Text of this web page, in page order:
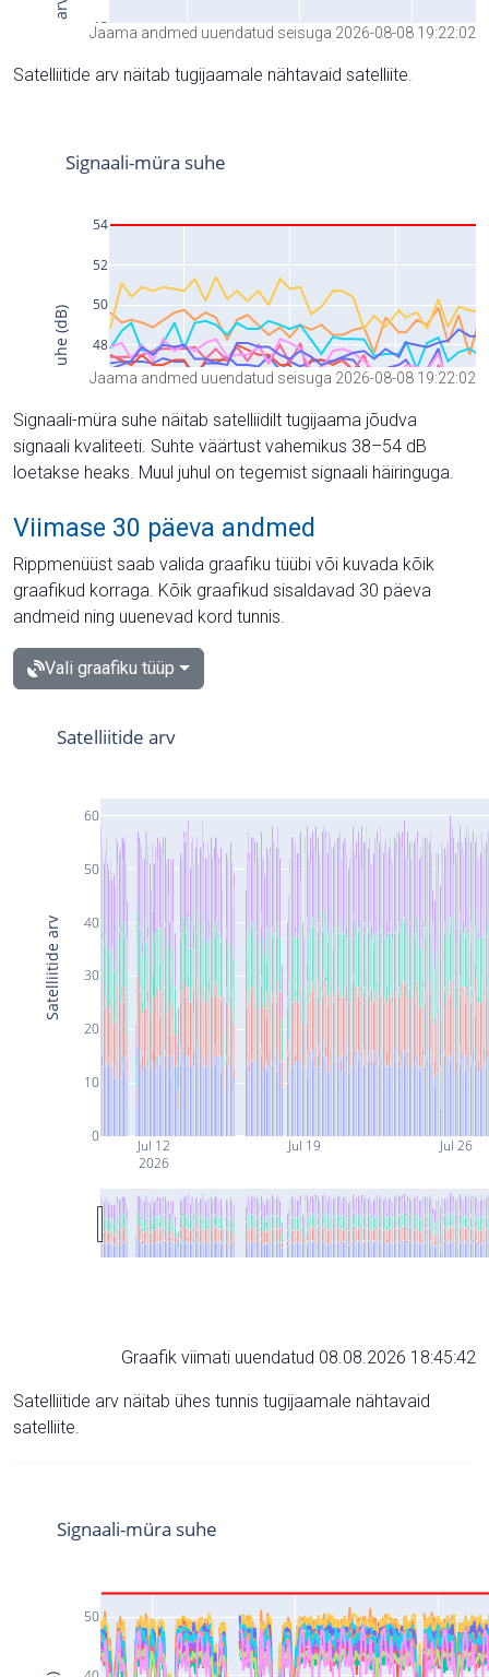
Jaama andmed uuendatud seisuga 2026-08-08 19:22:02
Satelliitide arv näitab tugijaamale nähtavaid satelliite.
Jaama andmed uuendatud seisuga 2026-08-08 19:22:02
Signaali-müra suhe näitab satelliidilt tugijaama jõudva
signaali kvaliteeti. Suhte väärtust vahemikus 38–54 dB
loetakse heaks. Muul juhul on tegemist signaali häiringuga.
Viimase 30 päeva andmed
Rippmenüüst saab valida graafiku tüübi või kuvada kõik
graafikud korraga. Kõik graafikud sisaldavad 30 päeva
andmeid ning uuenevad kord tunnis.
Vali graafiku tüüp
Jul 12
2026
Jul 19 Jul 26
0
10
20
30
40
50
60
Satelliitide arv
Satelliitide arv
Graafik viimati uuendatud 08.08.2026 18:45:42
Satelliitide arv näitab ühes tunnis tugijaamale nähtavaid
satelliite.
50
Signaali-müra suhe